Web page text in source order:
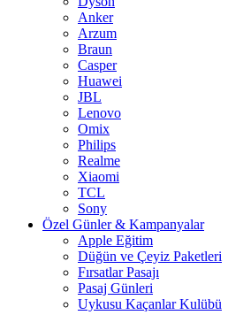
Anker
Arzum
Braun
Casper
Huawei
JBL
Lenovo
Omix
Philips
Realme
Xiaomi
TCL
Sony
Özel Günler & Kampanyalar
Apple Eğitim
Düğün ve Çeyiz Paketleri
Fırsatlar Pasajı
Pasaj Günleri
Uykusu Kaçanlar Kulübü